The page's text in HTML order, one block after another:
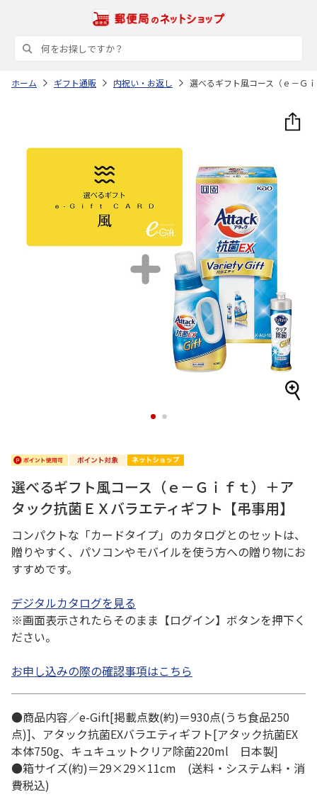
ホーム ギフト通販 内祝い・お返し 選べるギフト風コース（ｅ－Ｇ
1 2
選べるギフト風コース（ｅ－Ｇｉｆｔ）＋ア
タック抗菌ＥＸバラエティギフト【弔事用】
コンパクトな「カードタイプ」のカタログとのセットは、
贈りやすく、パソコンやモバイルを使う方への贈り物にお
すすめです。
デジタルカタログを見る
※画面表示されたらそのまま【ログイン】ボタンを押下く
ださい。
お申し込みの際の確認事項はこちら
●商品内容／e-Gift[掲載点数(約)＝930点(うち食品250
点)]、アタック抗菌EXバラエティギフト[アタック抗菌EX
本体750g、キュキュットクリア除菌220ml 日本製]
●箱サイズ(約)＝29×29×11cm (送料・システム料・消
費税込)